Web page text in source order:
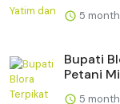
5
Bupati
Petani
5